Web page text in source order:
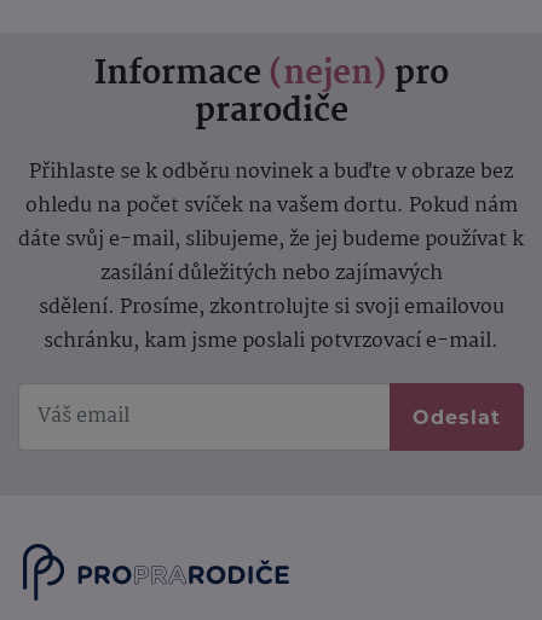
Informace (nejen) pro
prarodiče
Přihlaste se k odběru novinek a buďte v obraze bez
ohledu na počet svíček na vašem dortu. Pokud nám
dáte svůj e-mail, slibujeme, že jej budeme používat k
zasílání důležitých nebo zajímavých
sdělení. Prosíme, zkontrolujte si svoji emailovou
schránku, kam jsme poslali potvrzovací e-mail.
Odeslat